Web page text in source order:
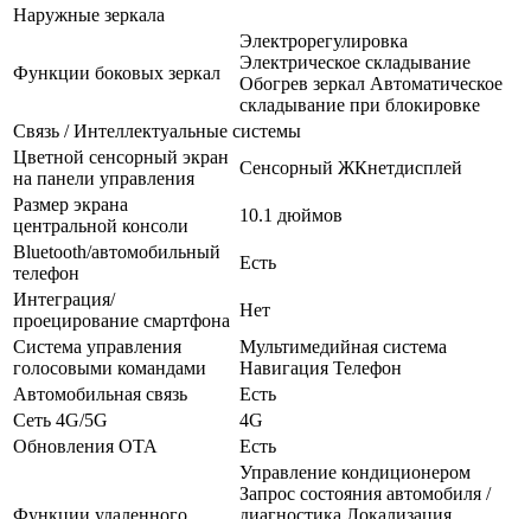
Наружные зеркала
Функции боковых зеркал
Электрорегулировка
Электрическое складывание
Обогрев зеркал Автоматическое
складывание при блокировке
Связь / Интеллектуальные системы
Цветной сенсорный экран
на панели управления
Сенсорный ЖКнетдисплей
Размер экрана
центральной консоли
10.1 дюймов
Bluetooth/автомобильный
телефон
Есть
Интеграция/
проецирование смартфона
Нет
Система управления
голосовыми командами
Мультимедийная система
Навигация Телефон
Автомобильная связь
Есть
Сеть 4G/5G
4G
Обновления OTA
Есть
Функции удаленного
Управление кондиционером
Запрос состояния автомобиля /
диагностика Локализация